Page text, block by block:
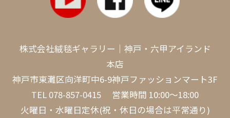
株式会社絨毯ギャラリー｜神戸・六甲アイランド
本店
神戸市東灘区向洋町中6-9神戸ファッションマート3F
TEL 078-857-0415 営業時間 10:00～18:00
火曜日・水曜日定休(祝・休日の場合は平常通り)